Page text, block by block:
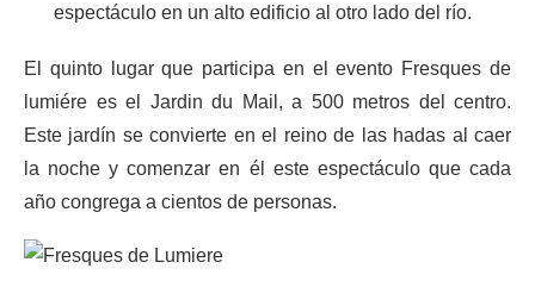
espectáculo en un alto edificio al otro lado del río.
El quinto lugar que participa en el evento Fresques de
lumiére es el Jardin du Mail, a 500 metros del centro.
Este jardín se convierte en el reino de las hadas al caer
la noche y comenzar en él este espectáculo que cada
año congrega a cientos de personas.